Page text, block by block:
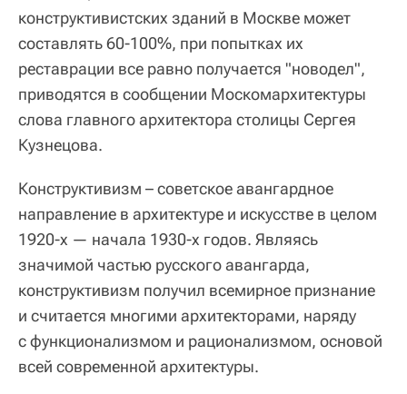
конструктивистских зданий в Москве может
составлять 60-100%, при попытках их
реставрации все равно получается "новодел",
приводятся в сообщении Москомархитектуры
слова главного архитектора столицы Сергея
Кузнецова.
Конструктивизм – советское авангардное
направление в архитектуре и искусстве в целом
1920-х — начала 1930-х годов. Являясь
значимой частью русского авангарда,
конструктивизм получил всемирное признание
и считается многими архитекторами, наряду
с функционализмом и рационализмом, основой
всей современной архитектуры.